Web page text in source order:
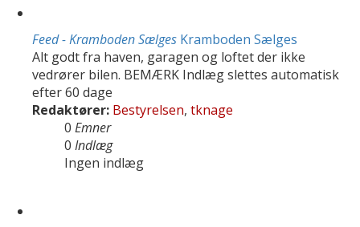
Feed - Kramboden Sælges Kramboden Sælges
Alt godt fra haven, garagen og loftet der ikke
vedrører bilen. BEMÆRK Indlæg slettes automatisk
efter 60 dage
Redaktører: Bestyrelsen, tknage
0 Emner
0 Indlæg
Ingen indlæg